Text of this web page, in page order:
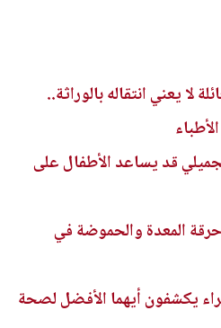
لا يعني انتقاله بالوراثة..
قد يساعد الأطفال على
المعدة والحموضة في
يكشفون أيهما الأفضل لصحة